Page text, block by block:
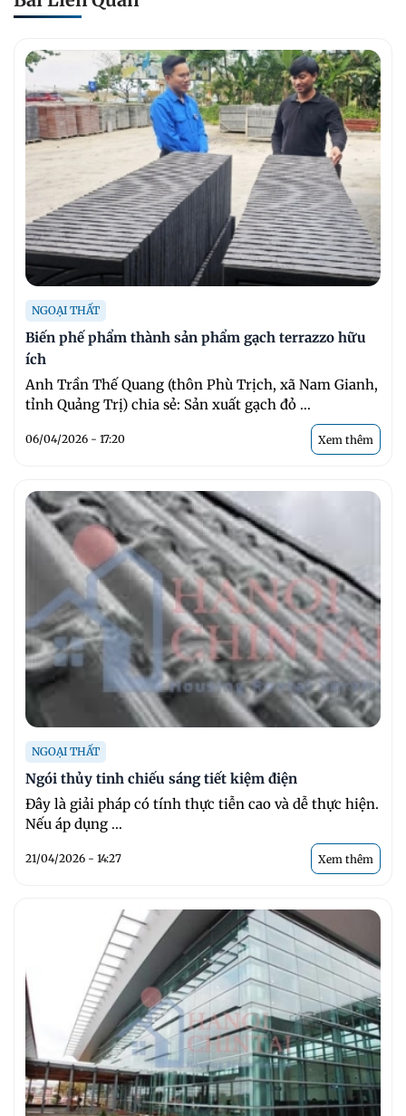
NGOẠI THẤT
Biến phế phẩm thành sản phẩm gạch terrazzo hữu
ích
Anh Trần Thế Quang (thôn Phù Trịch, xã Nam Gianh,
tỉnh Quảng Trị) chia sẻ: Sản xuất gạch đỏ ...
06/04/2026 - 17:20 Xem thêm
NGOẠI THẤT
Ngói thủy tinh chiếu sáng tiết kiệm điện
Đây là giải pháp có tính thực tiễn cao và dễ thực hiện.
Nếu áp dụng ...
21/04/2026 - 14:27 Xem thêm